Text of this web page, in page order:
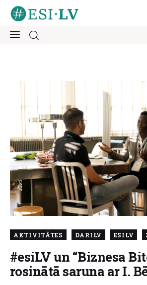
Ziņas
Mentorings
Aktivitātes
Par mums
AKTIVITĀTES DARILV ESILV
#esiLV un “Biznesa
rosinātā saruna ar I.